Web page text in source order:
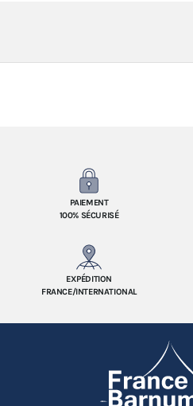
PAIEMENT
100% SÉCURISÉ
EXPÉDITION
FRANCE/INTERNATIONAL